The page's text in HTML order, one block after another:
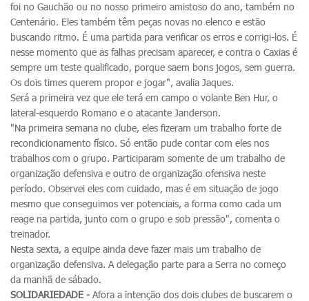
foi no Gauchão ou no nosso primeiro amistoso do ano, também no
Centenário. Eles também têm peças novas no elenco e estão
buscando ritmo. É uma partida para verificar os erros e corrigi-los. É
nesse momento que as falhas precisam aparecer, e contra o Caxias é
sempre um teste qualificado, porque saem bons jogos, sem guerra.
Os dois times querem propor e jogar", avalia Jaques.
Será a primeira vez que ele terá em campo o volante Ben Hur, o
lateral-esquerdo Romano e o atacante Janderson.
"Na primeira semana no clube, eles fizeram um trabalho forte de
recondicionamento físico. Só então pude contar com eles nos
trabalhos com o grupo. Participaram somente de um trabalho de
organização defensiva e outro de organização ofensiva neste
período. Observei eles com cuidado, mas é em situação de jogo
mesmo que conseguimos ver potenciais, a forma como cada um
reage na partida, junto com o grupo e sob pressão", comenta o
treinador.
Nesta sexta, a equipe ainda deve fazer mais um trabalho de
organização defensiva. A delegação parte para a Serra no começo
da manhã de sábado.
SOLIDARIEDADE - Afora a intenção dos dois clubes de buscarem o